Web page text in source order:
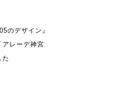
のデザイン』
アレーデ神宮
た